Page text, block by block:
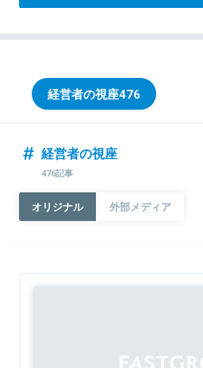
経営者の視座476
経営者の視座
476記事
オリジナル 外部メディア